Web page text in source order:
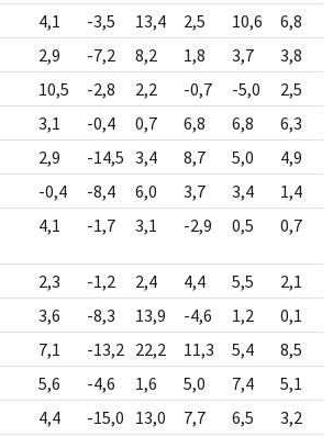
4,1 -3,5 13,4 2,5 10,6 6,8
2,9 -7,2 8,2 1,8 3,7 3,8
10,5 -2,8 2,2 -0,7 -5,0 2,5
3,1 -0,4 0,7 6,8 6,8 6,3
2,9 -14,5 3,4 8,7 5,0 4,9
-0,4 -8,4 6,0 3,7 3,4 1,4
4,1 -1,7 3,1 -2,9 0,5 0,7
2,3 -1,2 2,4 4,4 5,5 2,1
3,6 -8,3 13,9 -4,6 1,2 0,1
7,1 -13,2 22,2 11,3 5,4 8,5
5,6 -4,6 1,6 5,0 7,4 5,1
4,4 -15,0 13,0 7,7 6,5 3,2